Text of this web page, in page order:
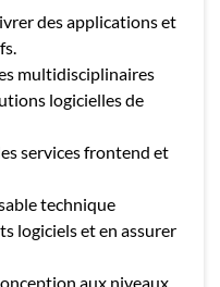
des applications et
multidisciplinaires
logicielles de
services frontend et
technique
logiciels et en assurer
aux niveaux